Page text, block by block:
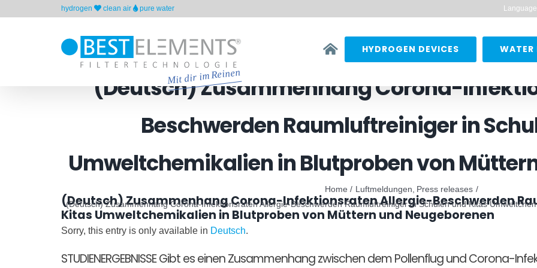
hydrogen clean air pure water
HYDROGEN DEVICES WATER
(Deutsch) Zusammenhang Corona-
Beschwerden Raumluftreiniger in
Umweltchemikalien in Blutproben von
Home Luftmeldungen Press releases
(Deutsch) Zusammenhang Corona-Infektionsraten Allergie-Beschwerden Raumluftreiniger in Schulen und Kitas
(Deutsch) Zusammenhang Corona-Infektionsraten Allergie-Beschwerden
Kitas Umweltchemikalien in Blutproben von Müttern und Neugeborenen
Sorry, this entry is only available in Deutsch.
STUDIENERGEBNISSE Gibt es einen Zusammenhang zwischen dem Pollenflug und Corona-